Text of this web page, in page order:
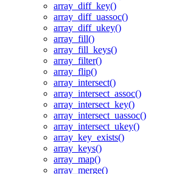
array_diff_key()
array_diff_uassoc()
array_diff_ukey()
array_fill()
array_fill_keys()
array_filter()
array_flip()
array_intersect()
array_intersect_assoc()
array_intersect_key()
array_intersect_uassoc()
array_intersect_ukey()
array_key_exists()
array_keys()
array_map()
array_merge()